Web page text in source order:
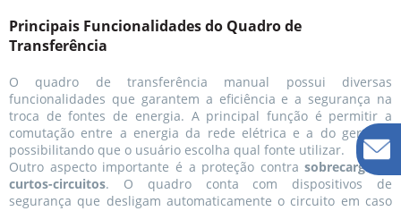
Principais Funcionalidades do Quadro de
Transferência
O quadro de transferência manual possui diversas
funcionalidades que garantem a eficiência e a segurança na
troca de fontes de energia. A principal função é permitir a
comutação entre a energia da rede elétrica e a do gerador,
possibilitando que o usuário escolha qual fonte utilizar.
Outro aspecto importante é a proteção contrasobrecargas
curtos-circuitos. O quadro conta com dispositivos de
segurança que desligam automaticamente o circuito em caso